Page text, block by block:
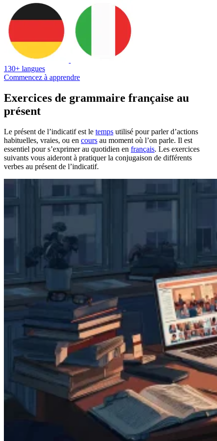
130+ langues
Commencez à apprendre
Exercices de grammaire française au
présent
Le présent de l’indicatif est le temps utilisé pour parler d’actions
habituelles, vraies, ou en cours au moment où l’on parle. Il est
essentiel pour s’exprimer au quotidien en français. Les exercices
suivants vous aideront à pratiquer la conjugaison de différents
verbes au présent de l’indicatif.